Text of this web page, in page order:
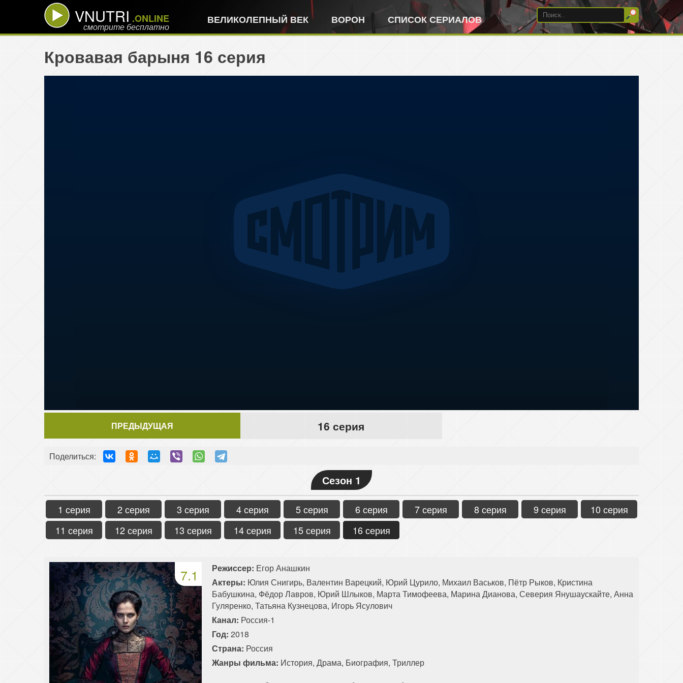
VNUTRI .ONLINE
смотрите бесплатно
ВЕЛИКОЛЕПНЫЙ ВЕК ВОРОН СПИСОК СЕРИАЛОВ
Кровавая барыня 16 серия
ПРЕДЫДУЩАЯ 16 серия
Поделиться:
Сезон 1
1 серия 2 серия 3 серия 4 серия 5 серия 6 серия 7 серия 8 серия 9 серия
10 серия
11 серия
12 серия 13 серия 14 серия 15 серия 16 серия
7.1 Режиссер: Егор Анашкин
Актеры: Юлия Снигирь, Валентин Варецкий, Юрий Цурило, Михаил Васьков, Пётр Рыков, Кристина
Бабушкина, Фёдор Лавров, Юрий Шлыков, Марта Тимофеева, Марина Дианова, Северия Янушаускайте, Анна
Гуляренко, Татьяна Кузнецова, Игорь Ясулович
Канал: Россия-1
Год: 2018
Страна: Россия
Жанры фильма: История, Драма, Биография, Триллер